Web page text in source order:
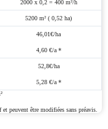
5200 m² ( 0,52 ha)
46,01€/ha
52,8€/ha